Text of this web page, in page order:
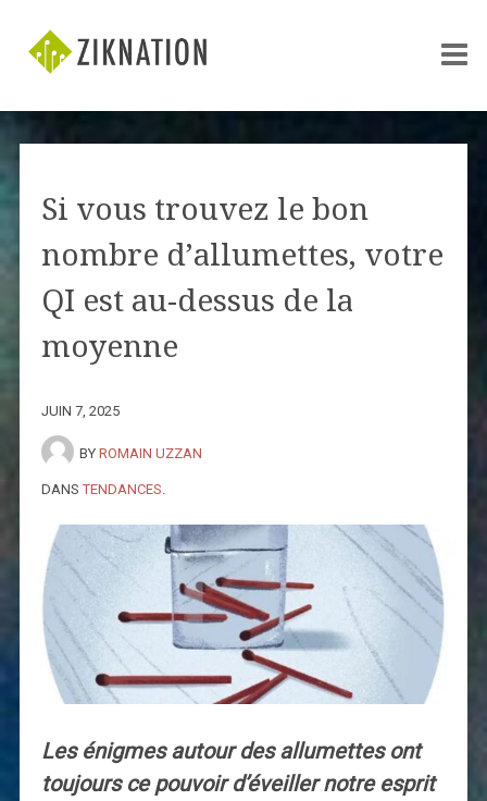
Si vous trouvez le bon
nombre d’allumettes, votre
QI est au-dessus de la
moyenne
JUIN 7, 2025
BY ROMAIN UZZAN
DANS TENDANCES
Les énigmes autour des allumettes ont
toujours ce pouvoir d’éveiller notre esprit